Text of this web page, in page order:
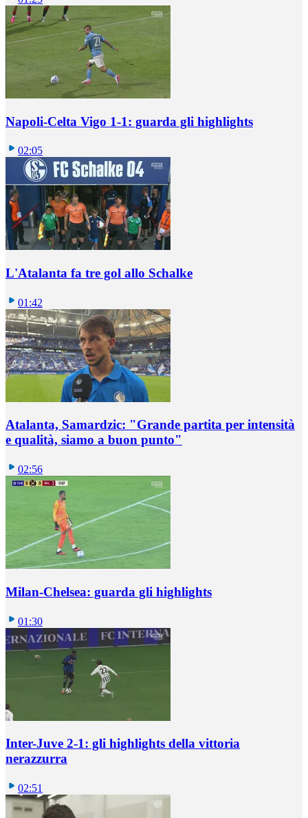
Napoli-Celta Vigo 1-1: guarda gli highlights
02:05
L'Atalanta fa tre gol allo Schalke
01:42
Atalanta, Samardzic: "Grande partita per intensità
e qualità, siamo a buon punto"
02:56
Milan-Chelsea: guarda gli highlights
01:30
Inter-Juve 2-1: gli highlights della vittoria
nerazzurra
02:51